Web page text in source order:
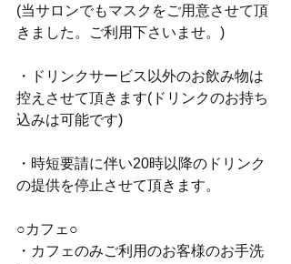
(当サロンでもマスクをご用意させて頂
きました。ご利用下さいませ。)
・ドリンクサービス以外のお飲み物は
控えさせて頂きます(ドリンクのお持ち
込みは可能です)
・時短要請に伴い20時以降のドリンク
の提供を停止させて頂きます。
○カフェ○
・カフェのみご利用のお客様のお手洗